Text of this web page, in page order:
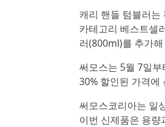
캐리 핸들 텀블러
카테고리 베스트셀
러(800ml)를 추가
써모스는 5월 7일부
30% 할인된 가격에
써모스코리아는 일
이번 신제품은 용량